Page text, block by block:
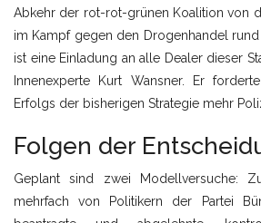
Abkehr der rot-rot-grünen Koalition von
im Kampf gegen den Drogenhandel
ist eine Einladung an alle Dealer dieser
Innenexperte Kurt Wansner. Er
Erfolgs der bisherigen Strategie mehr
Folgen der
Geplant sind zwei Modellversuche:
mehrfach von Politikern der Partei